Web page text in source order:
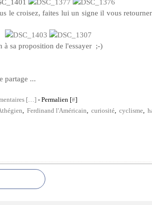
le croisez, faites lui un signe il vous
à sa proposition de l'essayer ;-)
partage ...
[…]- Permalien [#]
, Ferdinand l'Américain, curiosité, cyclisme,